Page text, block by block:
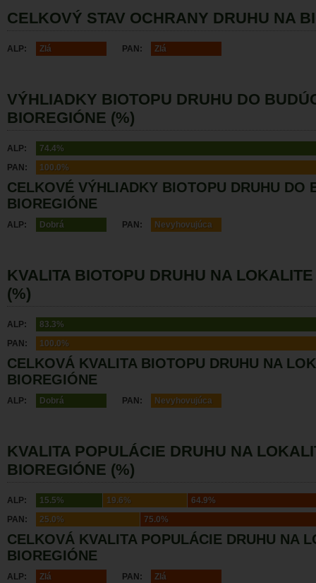
CELKOVÝ STAV OCHRANY DRUHU NA
ALP: Zlá PAN: Zlá
VÝHLIADKY BIOTOPU DRUHU DO
BIOREGIÓNE (%)
ALP:
74.4%
PAN:
100.0%
CELKOVÉ VÝHLIADKY BIOTOPU DRUHU DO
BIOREGIÓNE
ALP: Dobrá PAN: Nevyhovujúca
KVALITA BIOTOPU DRUHU NA
(%)
ALP:
83.3%
PAN:
100.0%
CELKOVÁ KVALITA BIOTOPU DRUHU NA
BIOREGIÓNE
ALP: Dobrá PAN: Nevyhovujúca
KVALITA POPULÁCIE DRUHU NA
BIOREGIÓNE (%)
ALP: 15.5% 19.6%
64.9%
PAN:
25.0% 75.0%
CELKOVÁ KVALITA POPULÁCIE DRUHU NA
BIOREGIÓNE
ALP: Zlá PAN: Zlá